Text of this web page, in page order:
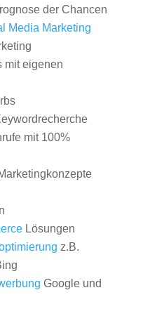
der Chancen
Media Marketing
mit eigenen
mit 100%
Lösungen
z.B.
Google und